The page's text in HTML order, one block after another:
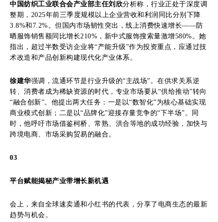
中国纺织工业联合会产业部主任刘欣分析称，行业正处于深度调
整期，2025年前三季度规模以上企业营收和利润同比分别下降
3.8%和7.2%。但国内市场韧性突出，线上消费快速增长——防
晒服饰销售额同比增长210%，新中式服饰搜索量激增580%。她
指出，超过半数受访企业将“产能升级”作为投资重点，应通过技
术改造和产品创新构建现代化产业体系。
徐建华强调，流通环节是行业升级的“主战场”。在供求关系逆
转、消费者成为稀缺资源的时代，专业市场要从“供给推动”转向
“融合创新”。他提出两大任务：一是以“数智化”为核心基础实现
商业模式创新；二是以“品牌化”迎接存量竞争的“下半场”。同
时，他呼吁市场借鉴柯桥、常熟、洪合等地的成功经验，加快与
跨境电商、市场采购贸易的融合。
03
平台赋能揭秘产业带增长新机遇
会上，来自全球速卖通和小红书的代表，分享了电商生态的最新
趋势与机会。